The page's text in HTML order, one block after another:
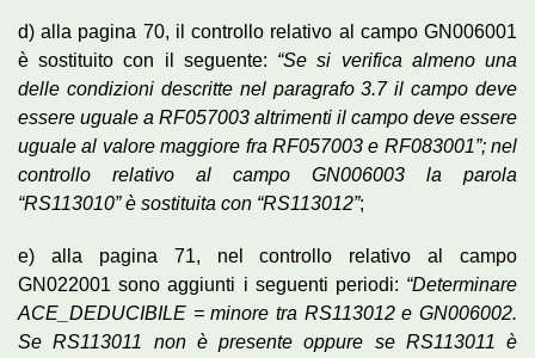
d) alla pagina 70, il controllo relativo al campo GN006001
è sostituito con il seguente: “Se si verifica almeno una
delle condizioni descritte nel paragrafo 3.7 il campo deve
essere uguale a RF057003 altrimenti il campo deve essere
uguale al valore maggiore fra RF057003 e RF083001”; nel
controllo relativo al campo GN006003 la parola
“RS113010” è sostituita con “RS113012”;
e) alla pagina 71, nel controllo relativo al campo
GN022001 sono aggiunti i seguenti periodi: “Determinare
ACE_DEDUCIBILE = minore tra RS113012 e GN006002.
Se RS113011 non è presente oppure se RS113011 è